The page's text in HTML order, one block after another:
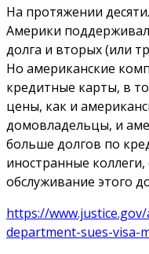
На протяжении
Америки
долга и вторых (или
Но американские
кредитные карты, в
цены, как и
домовладельцы, и
больше долгов по
иностранные
обслуживание этого
https://
department-sues-visa-